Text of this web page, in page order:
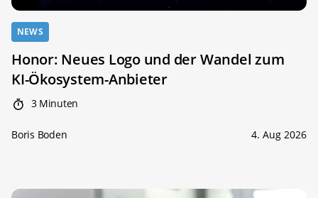
NEWS
Honor: Neues Logo und der Wandel zum
KI-Ökosystem-Anbieter
3 Minuten
Boris Boden 4. Aug 2026